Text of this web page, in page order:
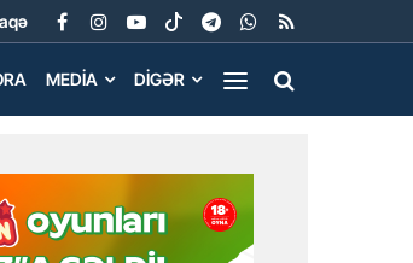
MEDIA DIGƏR